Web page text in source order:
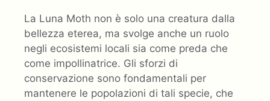
La Luna Moth non è solo una creatura dalla
bellezza eterea, ma svolge anche un ruolo
negli ecosistemi locali sia come preda che
come impollinatrice. Gli sforzi di
conservazione sono fondamentali per
mantenere le popolazioni di tali specie, che